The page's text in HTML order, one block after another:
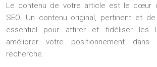
Le contenu de votre article est le cœur
SEO. Un contenu original, pertinent et
essentiel pour attirer et fidéliser les
améliorer votre positionnement
recherche.